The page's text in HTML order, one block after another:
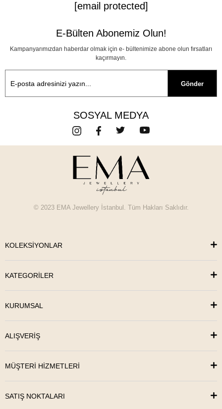
[email protected]
E-Bülten Abonemiz Olun!
Kampanyarımızdan haberdar olmak için e- bültenimize abone olun fırsatları
kaçırmayın.
Gönder
SOSYAL MEDYA
© 2023 EMA Jewellery İstanbul. Tüm Hakları Saklıdır.
KOLEKSİYONLAR
KATEGORİLER
KURUMSAL
ALIŞVERİŞ
MÜŞTERİ HİZMETLERİ
SATIŞ NOKTALARI